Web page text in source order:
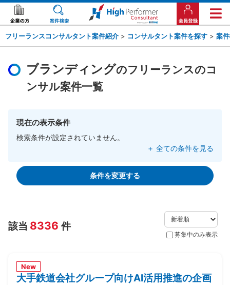
フリーランスコンサルタント案件紹介 > コンサルタント案件を探す > 案
ブランディングのフリーランスのコ
ンサル案件一覧
現在の表示条件
検索条件が設定されていません。
＋ 全ての条件を見る
条件を変更する
該当 8336 件
募集中のみ表示
New
大手鉄道会社グループ向けAI活用推進の企画